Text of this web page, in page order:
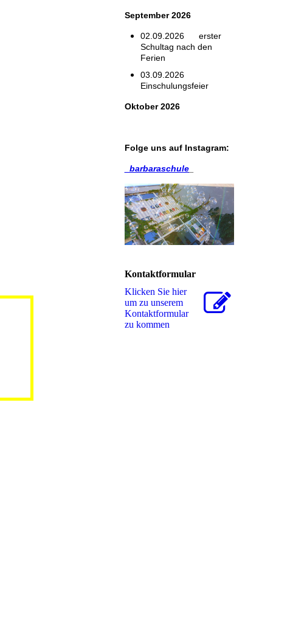
September 2026
02.09.2026
erster
Schultag nach den
Ferien
03.09.2026
Einschulungsfeier
Oktober 2026
Folge uns auf Instagram:
_barbaraschule
Kontaktformular
Klicken Sie hier
um zu unserem
Kon­takt­for­mu­lar
zu kommen